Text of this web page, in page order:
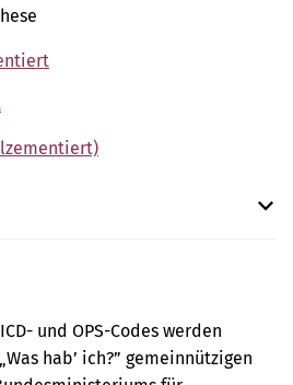
und OPS-Codes werden
hab’ ich?” gemeinnützigen